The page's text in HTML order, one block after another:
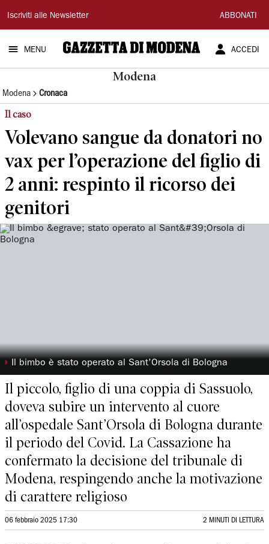
Gazzetta
di
Modena
Iscriviti alle Newsletter ABBONATI
MENU ACCEDI
Modena
Modena Cronaca
Il caso
Volevano sangue da donatori no
vax per l’operazione del figlio di
2 anni: respinto il ricorso dei
genitori
◗ Il bimbo è stato operato al Sant'Orsola di Bologna
Il piccolo, figlio di una coppia di Sassuolo,
doveva subire un intervento al cuore
all’ospedale Sant’Orsola di Bologna durante
il periodo del Covid. La Cassazione ha
confermato la decisione del tribunale di
Modena, respingendo anche la motivazione
di carattere religioso
06 febbraio 2025 17:30 2 MINUTI DI LETTURA